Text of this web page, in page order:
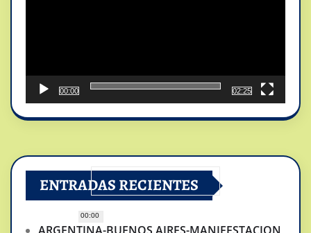
00:00
00:00
02:25
ENTRADAS RECIENTES